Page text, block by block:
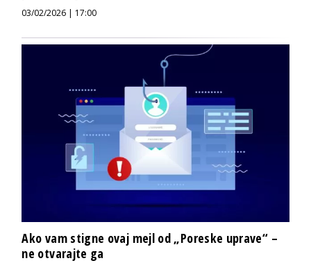
03/02/2026 | 17:00
Ako vam stigne ovaj mejl od „Poreske uprave“ –
ne otvarajte ga